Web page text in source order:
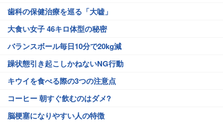
歯科の保健治療を巡る「大嘘」
大食い女子 46キロ体型の秘密
バランスボール毎日10分で20kg減
躁状態引き起こしかねないNG行動
キウイを食べる際の3つの注意点
コーヒー 朝すぐ飲むのはダメ?
脳梗塞になりやすい人の特徴